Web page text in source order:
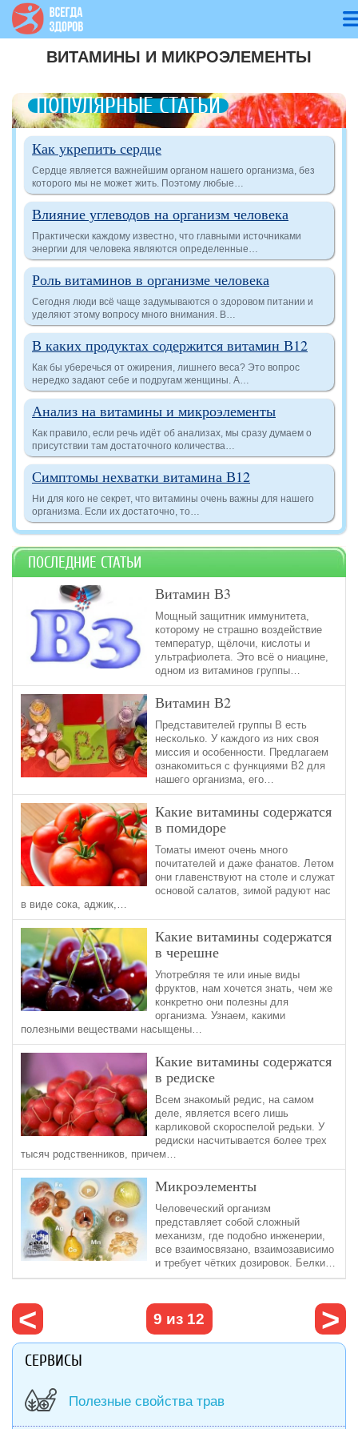
ВИТАМИНЫ И МИКРОЭЛЕМЕНТЫ
ПОПУЛЯРНЫЕ СТАТЬИ
Как укрепить сердце
Сердце является важнейшим органом нашего организма, без
которого мы не может жить. Поэтому любые…
Влияние углеводов на организм человека
Практически каждому известно, что главными источниками
энергии для человека являются определенные…
Роль витаминов в организме человека
Сегодня люди всё чаще задумываются о здоровом питании и
уделяют этому вопросу много внимания. В…
В каких продуктах содержится витамин В12
Как бы уберечься от ожирения, лишнего веса? Это вопрос
нередко задают себе и подругам женщины. А…
Анализ на витамины и микроэлементы
Как правило, если речь идёт об анализах, мы сразу думаем о
присутствии там достаточного количества…
Симптомы нехватки витамина В12
Ни для кого не секрет, что витамины очень важны для нашего
организма. Если их достаточно, то…
ПОСЛЕДНИЕ СТАТЬИ
Витамин В3
Мощный защитник иммунитета,
которому не страшно воздействие
температур, щёлочи, кислоты и
ультрафиолета. Это всё о ниацине,
одном из витаминов группы…
Витамин В2
Представителей группы В есть
несколько. У каждого из них своя
миссия и особенности. Предлагаем
ознакомиться с функциями В2 для
нашего организма, его…
Какие витамины содержатся
в помидоре
Томаты имеют очень много
почитателей и даже фанатов. Летом
они главенствуют на столе и служат
основой салатов, зимой радуют нас
в виде сока, аджик,…
Какие витамины содержатся
в черешне
Употребляя те или иные виды
фруктов, нам хочется знать, чем же
конкретно они полезны для
организма. Узнаем, какими
полезными веществами насыщены…
Какие витамины содержатся
в редиске
Всем знакомый редис, на самом
деле, является всего лишь
карликовой скороспелой редьки. У
редиски насчитывается более трех
тысяч родственников, причем…
Микроэлементы
Человеческий организм
представляет собой сложный
механизм, где подобно инженерии,
все взаимосвязано, взаимозависимо
и требует чётких дозировок. Белки…
‹
предыдущая
9 из 12
›
СЕРВИСЫ
Полезные свойства трав